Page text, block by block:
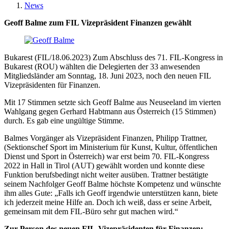
News
Geoff Balme zum FIL Vizepräsident Finanzen gewählt
Bukarest (FIL/18.06.2023) Zum Abschluss des 71. FIL-Kongress in
Bukarest (ROU) wählten die Delegierten der 33 anwesenden
Mitgliedsländer am Sonntag, 18. Juni 2023, noch den neuen FIL
Vizepräsidenten für Finanzen.
Mit 17 Stimmen setzte sich Geoff Balme aus Neuseeland im vierten
Wahlgang gegen Gerhard Habtmann aus Österreich (15 Stimmen)
durch. Es gab eine ungültige Stimme.
Balmes Vorgänger als Vizepräsident Finanzen, Philipp Trattner,
(Sektionschef Sport im Ministerium für Kunst, Kultur, öffentlichen
Dienst und Sport in Österreich) war erst beim 70. FIL-Kongress
2022 in Hall in Tirol (AUT) gewählt worden und konnte diese
Funktion berufsbedingt nicht weiter ausüben. Trattner bestätigte
seinem Nachfolger Geoff Balme höchste Kompetenz und wünschte
ihm alles Gute: „Falls ich Geoff irgendwie unterstützen kann, biete
ich jederzeit meine Hilfe an. Doch ich weiß, dass er seine Arbeit,
gemeinsam mit dem FIL-Büro sehr gut machen wird.“